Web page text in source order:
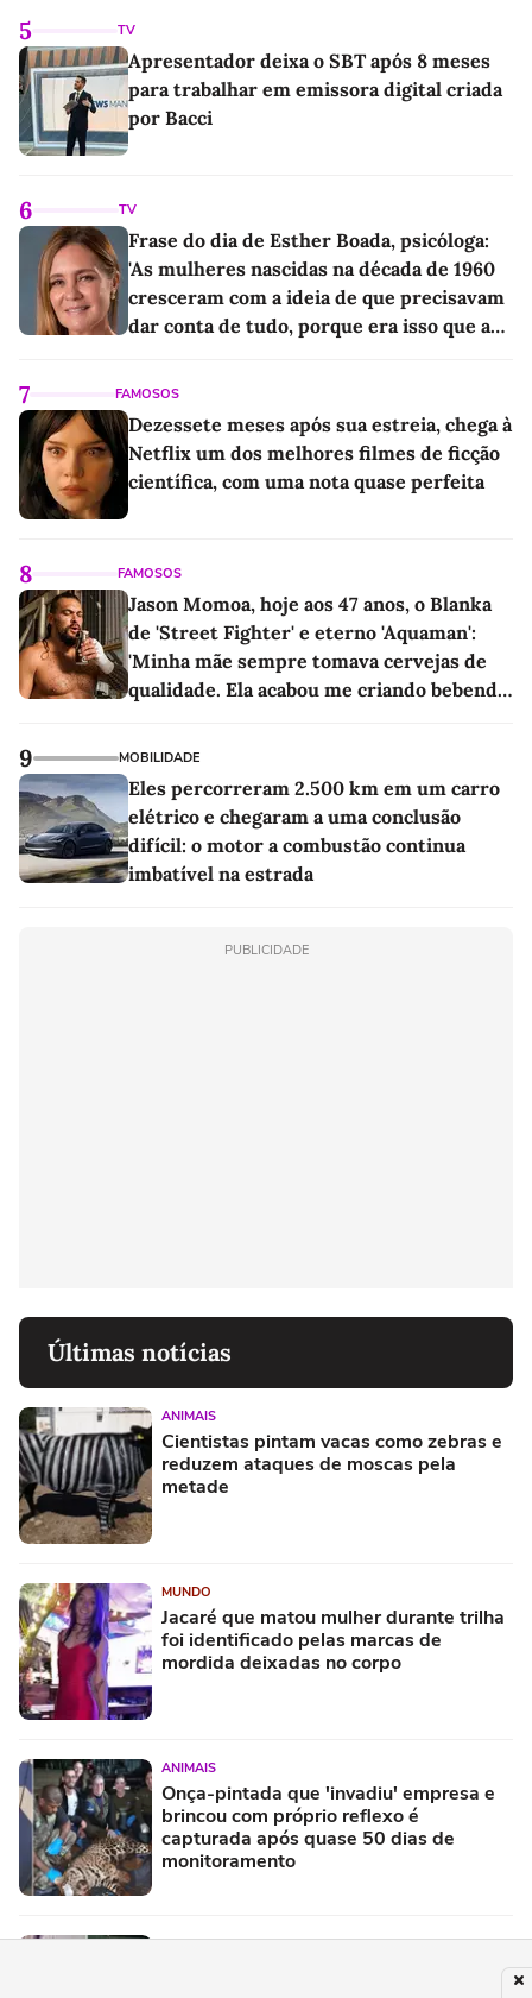
5 TV
Apresentador deixa o SBT após 8 meses
para trabalhar em emissora digital criada
por Bacci
6 TV
Frase do dia de Esther Boada, psicóloga:
'As mulheres nascidas na década de 1960
cresceram com a ideia de que precisavam
dar conta de tudo, porque era isso que a
7 FAMOSOS
Dezessete meses após sua estreia, chega à
Netflix um dos melhores filmes de ficção
científica, com uma nota quase perfeita
8 FAMOSOS
Jason Momoa, hoje aos 47 anos, o Blanka
de 'Street Fighter' e eterno 'Aquaman':
'Minha mãe sempre tomava cervejas de
qualidade. Ela acabou me criando bebendo
9 MOBILIDADE
Eles percorreram 2.500 km em um carro
elétrico e chegaram a uma conclusão
difícil: o motor a combustão continua
imbatível na estrada
PUBLICIDADE
Últimas notícias
ANIMAIS
Cientistas pintam vacas como zebras e
reduzem ataques de moscas pela
metade
MUNDO
Jacaré que matou mulher durante trilha
foi identificado pelas marcas de
mordida deixadas no corpo
ANIMAIS
Onça-pintada que 'invadiu' empresa e
brincou com próprio reflexo é
capturada após quase 50 dias de
monitoramento
CIDADES